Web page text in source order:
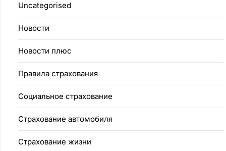
Uncategorised
Новости
Новости плюс
Правила страхования
Социальное страхование
Страхование автомобиля
Страхование жизни